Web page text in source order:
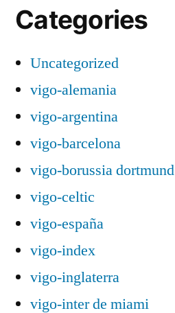
Categories
Uncategorized
vigo-alemania
vigo-argentina
vigo-barcelona
vigo-borussia dortmund
vigo-celtic
vigo-españa
vigo-index
vigo-inglaterra
vigo-inter de miami